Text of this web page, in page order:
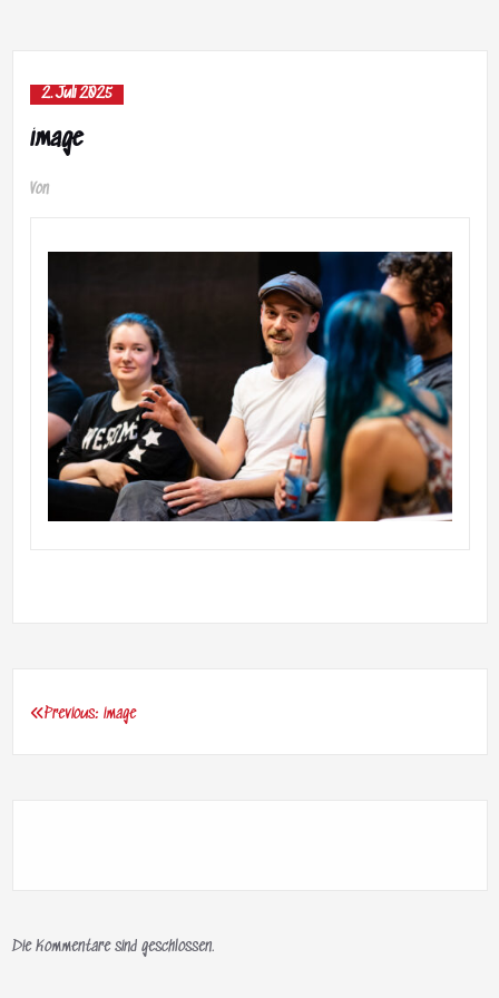
2. Juli 2025
image
Von
Beitragsnavigation
Previous: image
Die Kommentare sind geschlossen.